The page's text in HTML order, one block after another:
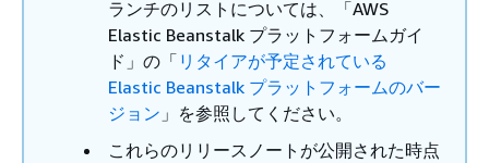
ランチのリストについては、「AWS
Elastic Beanstalk プラットフォームガイ
ド」の「 リタイアが予定されている
Elastic Beanstalk プラットフォームのバー
ジョン 」を参照してください。
これらのリリースノートが公開された時点